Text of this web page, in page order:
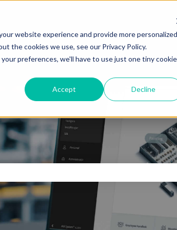
website experience and provide more personalized
the cookies we use, see our Privacy Policy.
preferences, we'll have to use just one tiny cookie
Accept Decline